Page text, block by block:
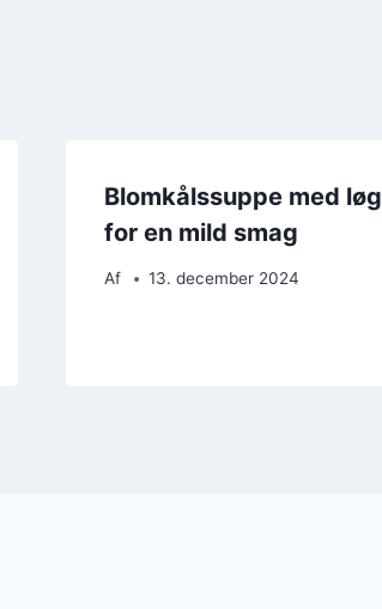
Blomkålssuppe med løg
for en mild smag
Af 13. december 2024